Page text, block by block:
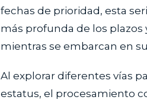
fechas de prioridad, esta
más profunda de los
mientras se embarcan en
Al explorar diferentes vías
estatus, el procesamiento